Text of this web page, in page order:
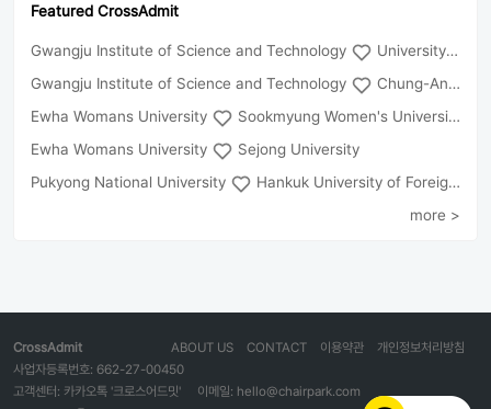
Featured CrossAdmit
Gwangju Institute of Science and Technology
University of Seoul
Gwangju Institute of Science and Technology
Chung-Ang University
Ewha Womans University
Sookmyung Women's University
Ewha Womans University
Sejong University
Pukyong National University
Hankuk University of Foreign Studies(Global Campus
more >
CrossAdmit 개인정보처리방침
이용약관
CONTACT
ABOUT US
사업자등록번호: 662-27-00450
고객센터: 카카오톡 '크로스어드밋'
이메일: hello@chairpark.com